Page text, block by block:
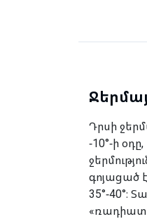
Դրսի
-10°-ի
գոյացած
35°-40°։